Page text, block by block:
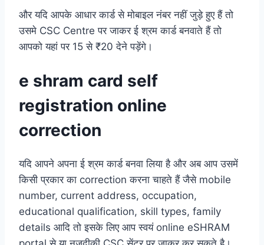
और यदि आपके आधार कार्ड से मोबाइल नंबर नहीं जुड़े हुए हैं तो
उसमे CSC Centre पर जाकर ई श्रम कार्ड बनवाते हैं तो
आपको यहां पर 15 से ₹20 देने पड़ेंगे।
e shram card self
registration online
correction
यदि आपने अपना ई श्रम कार्ड बनवा लिया है और अब आप उसमें
किसी प्रकार का correction करना चाहते हैं जैसे mobile
number, current address, occupation,
educational qualification, skill types, family
details आदि तो इसके लिए आप स्वयं online eSHRAM